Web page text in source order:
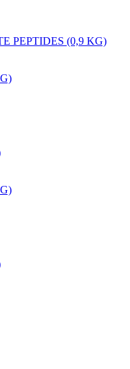
PEPTIDES (0,9 KG)